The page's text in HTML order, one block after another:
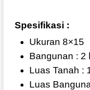
Spesifikasi :
Ukuran 8×15
Bangunan : 2
Luas Tanah :
Luas